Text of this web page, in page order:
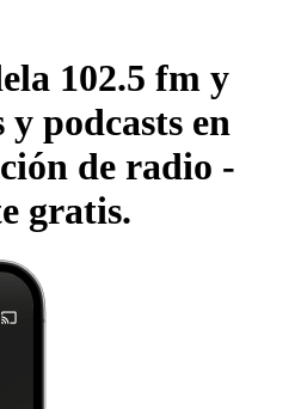
102.5 fm y
podcasts en
de radio -
gratis.